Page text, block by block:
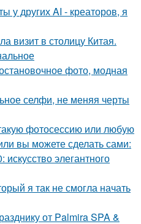
у других AI - креаторов, я
визит в столицу Китая.
фото, модная
селфи, не меняя черты
фотосессию или любую
вы можете сделать сами:
элегантного
я так не смогла начать
от Palmira SPA &